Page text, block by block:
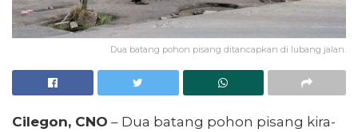
Dua batang pohon pisang ditancapkan di lubang jalan.
Cilegon, CNO – Dua batang pohon pisang kira-